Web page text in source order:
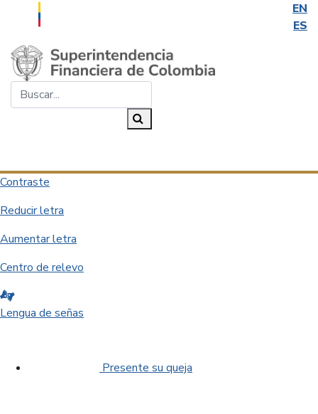
EN
ES
Saltar al contenido principal
Contraste
Reducir letra
Aumentar letra
Centro de relevo
Lengua de señas
Presente su queja